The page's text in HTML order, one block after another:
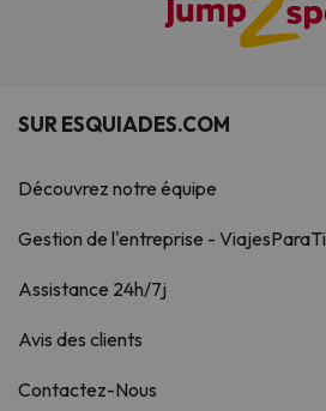
SUR ESQUIADES.COM
Découvrez notre équipe
Gestion de l'entreprise - ViajesParaTi
Assistance 24h/7j
Avis des clients
Contactez-Nous